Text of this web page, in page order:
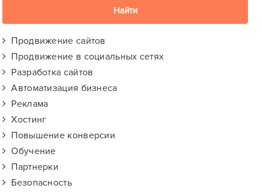
Продвижение сайтов
Продвижение в социальных сетях
Разработка сайтов
Автоматизация бизнеса
Реклама
Хостинг
Повышение конверсии
Обучение
Партнерки
Безопасность